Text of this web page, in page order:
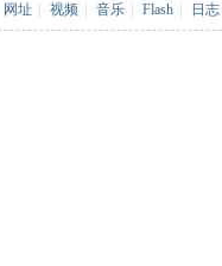
网址 视频 音乐 Flash 日志